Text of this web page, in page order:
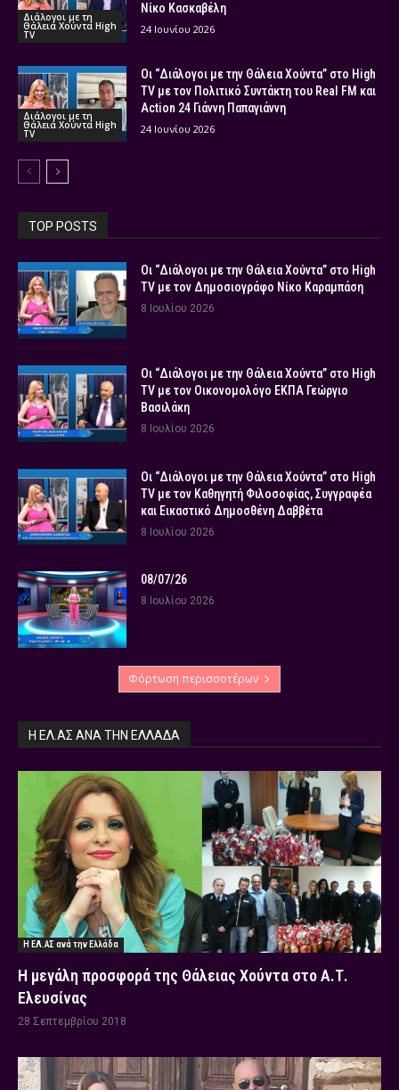
Διάλογοι με τη
Θάλεια Χούντα High
TV
Νίκο Κασκαβέλη
24 Ιουνίου 2026
Διάλογοι με τη
Θάλεια Χούντα High
TV
Οι “Διάλογοι με την Θάλεια Χούντα” στο High
TV με τον Πολιτικό Συντάκτη του Real FM και
Action 24 Γιάννη Παπαγιάννη
24 Ιουνίου 2026
TOP POSTS
Οι “Διάλογοι με την Θάλεια Χούντα” στο High
TV με τον Δημοσιογράφο Νίκο Καραμπάση
8 Ιουλίου 2026
Οι “Διάλογοι με την Θάλεια Χούντα” στο High
TV με τον Οικονομολόγο ΕΚΠΑ Γεώργιο
Βασιλάκη
8 Ιουλίου 2026
Οι “Διάλογοι με την Θάλεια Χούντα” στο High
TV με τον Καθηγητή Φιλοσοφίας, Συγγραφέα
και Εικαστικό Δημοσθένη Δαββέτα
8 Ιουλίου 2026
08/07/26
8 Ιουλίου 2026
Φόρτωση περισσοτέρων
Η ΕΛ.ΑΣ ΑΝΆ ΤΗΝ ΕΛΛΆΔΑ
Η ΕΛ.ΑΣ ανά την Ελλάδα
Η μεγάλη προσφορά της Θάλειας Χούντα στο Α.Τ.
Ελευσίνας
28 Σεπτεμβρίου 2018